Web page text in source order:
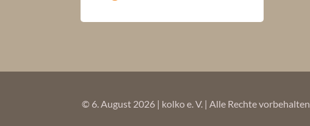
© 6. August 2026 | kolko e. V. | Alle Rechte vorbehalten